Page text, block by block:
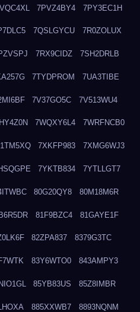
7PVZ4BY4 7PY3EC1H
7QSLGYCU 7R0ZOLUX
7RX9CIDZ 7SH2DRLB
7TYDPROM 7UA3TIBE
7V37GO5C 7V513WU4
7WQXY6L4 7WRFNCB0
7XKFP983 7XMG6WJ3
7YKTB834 7YTLLGT7
80G20QY8 80M18M6R
81F9BZC4 81GAYE1F
82ZPA837 8379G3TC
83Y6WTO0 843AMPY3
85YB83US 85Z8IMBR
885XXWB7 8893NQNM